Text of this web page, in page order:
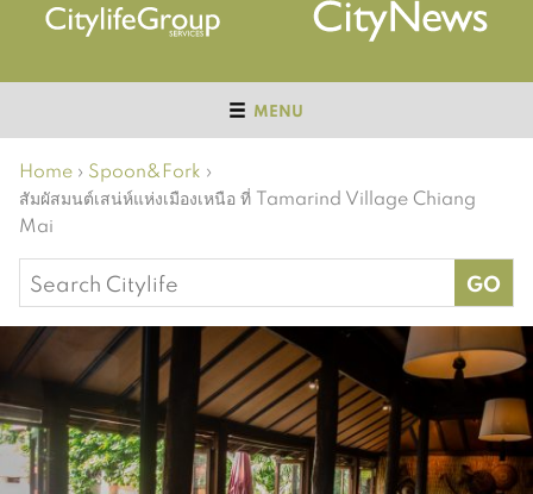
MENU
Home › Spoon&Fork ›
สัมผัสมนต์เสน่ห์แห่งเมืองเหนือ ที่ Tamarind Village Chiang
Mai
Search
for: